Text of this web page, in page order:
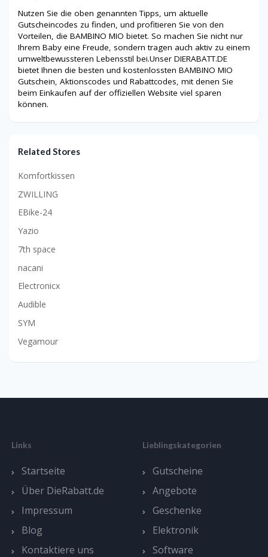
Nutzen Sie die oben genannten Tipps, um aktuelle
Gutscheincodes zu finden, und profitieren Sie von den
Vorteilen, die BAMBINO MIO bietet. So machen Sie nicht nur
Ihrem Baby eine Freude, sondern tragen auch aktiv zu einem
umweltbewussteren Lebensstil bei.Unser DIERABATT.DE
bietet Ihnen die besten und kostenlossten BAMBINO MIO
Gutschein, Aktionscodes und Rabattcodes, mit denen Sie
beim Einkaufen auf der offiziellen Website viel sparen
können.
Related Stores
Komfortkissen
ZWILLING
EBike-24
Yazio
7th space
nacani
Electronicx
Audible
SYM
Vegamour
Links
Startseite
Über DieRabatt.de
Impressum
Blog
Kontaktiere uns
Lieblingskategorien
Gutscheine
Angebote
Geschenke
Elektronik
Software